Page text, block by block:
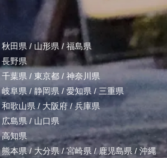
秋田県 / 山形県/ 福島県
長野県
千葉県 / 東京都 / 神奈川県
岐阜県 / 静岡県 / 愛知県 / 三重県
和歌山県/ 大阪府 /兵庫県
広島県 / 山口県
高知県
熊本県/ 大分県/宮崎県 /鹿児島県 / 沖縄